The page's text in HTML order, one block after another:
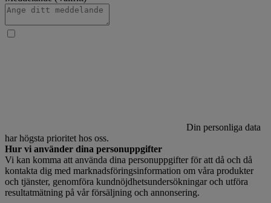
Din personliga data
har högsta prioritet hos oss.
Hur vi använder dina personuppgifter
Vi kan komma att använda dina personuppgifter för att då och då
kontakta dig med marknadsföringsinformation om våra produkter
och tjänster, genomföra kundnöjdhetsundersökningar och utföra
resultatmätning på vår försäljning och annonsering.